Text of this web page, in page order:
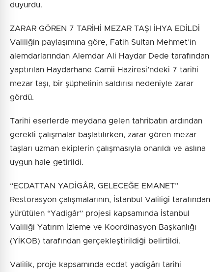
duyurdu.
ZARAR GÖREN 7 TARİHİ MEZAR TAŞI İHYA EDİLDİ
Valiliğin paylaşımına göre, Fatih Sultan Mehmet’in
alemdarlarından Alemdar Ali Haydar Dede tarafından
yaptırılan Haydarhane Camii Haziresi’ndeki 7 tarihi
mezar taşı, bir şüphelinin saldırısı nedeniyle zarar
gördü.
Tarihi eserlerde meydana gelen tahribatın ardından
gerekli çalışmalar başlatılırken, zarar gören mezar
taşları uzman ekiplerin çalışmasıyla onarıldı ve aslına
uygun hale getirildi.
“ECDATTAN YADİGÂR, GELECEĞE EMANET”
Restorasyon çalışmalarının, İstanbul Valiliği tarafından
yürütülen “Yadigâr” projesi kapsamında İstanbul
Valiliği Yatırım İzleme ve Koordinasyon Başkanlığı
(YİKOB) tarafından gerçekleştirildiği belirtildi.
Valilik, proje kapsamında ecdat yadigârı tarihi